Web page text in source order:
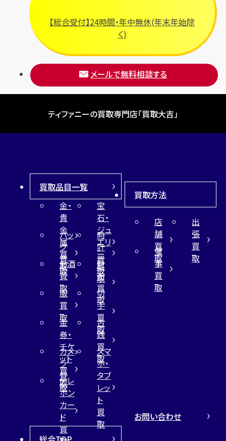
【総合受付】24時間・年中無休(年末年始除
く)
メールで無料相談する
ティファニーの買取専門店「買取大吉」
買取品目一覧
金・
貴
金
属
買
取
宝
石・
ジュ
エリ
ー
買
取
バッ
グ
買
取
時
計
買
取
お酒
買
取
財
布
買
取
服
買
取
切
手
買
取
金
券・
チケ
ット
買
取
古
銭
買
取
カメ
ラ
買
取
スマ
ホ・
タブ
レッ
ト
買
取
テレ
ホン
カー
ド
買
買取方法
店
舗
買
取
出
張
買
取
催
事
買
取
お問い合わせ